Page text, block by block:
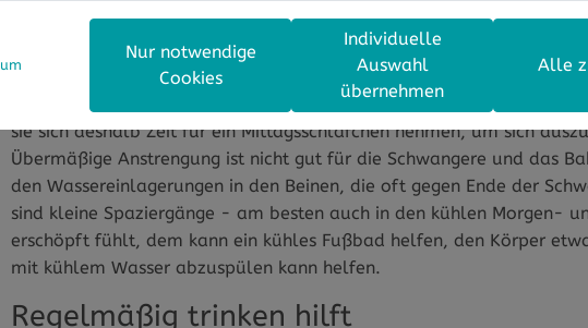
Keine übermäßige Belastung und ein
Die werdende Mama sollte sich und dem Baby außerdem Ruhe
Belastung oft müde und erschöpft, durch die Hitze kann das noch
sie sich deshalb Zeit für ein Mittagsschläfchen nehmen, um sich
Übermäßige Anstrengung ist nicht gut für die Schwangere und das
den Wassereinlagerungen in den Beinen, die oft gegen Ende der
sind kleine Spaziergänge - am besten auch in den kühlen Morgen-
erschöpft fühlt, dem kann ein kühles Fußbad helfen, den Körper
mit kühlem Wasser abzuspülen kann helfen.
Regelmäßig trinken hilft
Nur notwendige
Cookies
Individuelle
Auswahl
übernehmen
Alle